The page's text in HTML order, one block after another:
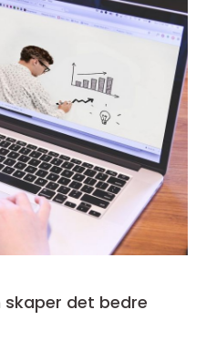
skaper det bedre